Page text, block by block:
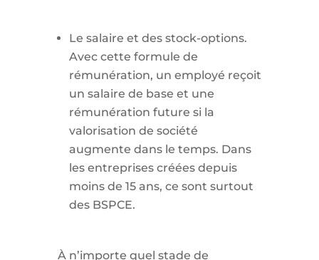
Le salaire et des stock-options.
Avec cette formule de
rémunération, un employé reçoit
un salaire de base et une
rémunération future si la
valorisation de société
augmente dans le temps. Dans
les entreprises créées depuis
moins de 15 ans, ce sont surtout
des BSPCE.
À n’importe quel stade de